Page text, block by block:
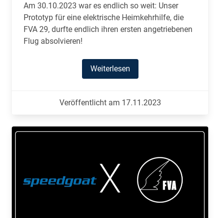
Am 30.10.2023 war es endlich so weit: Unser
Prototyp für eine elektrische Heimkehrhilfe, die
FVA 29, durfte endlich ihren ersten angetriebenen
Flug absolvieren!
Weiterlesen
Veröffentlicht am 17.11.2023